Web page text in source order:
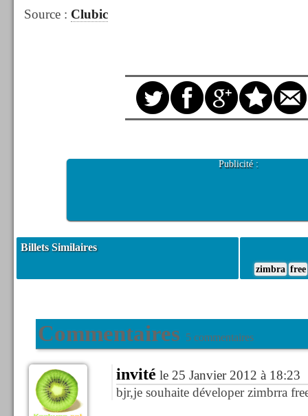
Source : Clubic
Publicité :
Billets Similaires
zimbra free
Commentaires 5 commentaires
invité le 25 Janvier 2012 à 18:23
bjr,je souhaite déveloper zimbrra